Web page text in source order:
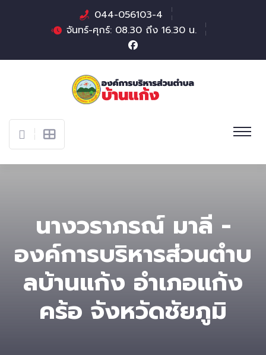
044-056103-4
จันทร์-ศุกร์: 08.30 ถึง 16.30 น.
นางวราภรณ์ มาลี -
องค์การบริหารส่วนตําบ
ลบ้านแก้ง อำเภอแก้ง
คร้อ จังหวัดชัยภูมิ